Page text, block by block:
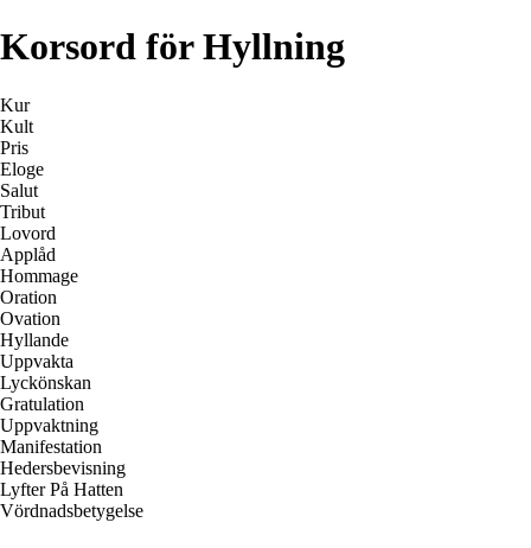
Korsord för Hyllning
Kur
Kult
Pris
Eloge
Salut
Tribut
Lovord
Applåd
Hommage
Oration
Ovation
Hyllande
Uppvakta
Lyckönskan
Gratulation
Uppvaktning
Manifestation
Hedersbevisning
Lyfter På Hatten
Vördnadsbetygelse